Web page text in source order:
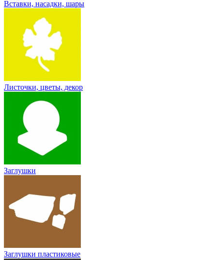
Вставки, насадки, шары
Листочки, цветы, декор
Заглушки
Заглушки пластиковые